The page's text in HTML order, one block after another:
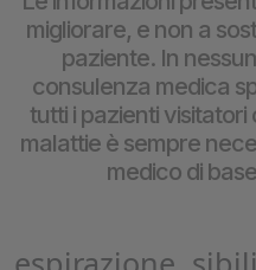
migliorare, e non a
paziente. In
consulenza medica
tutti i pazienti
malattie è sempre
medico di